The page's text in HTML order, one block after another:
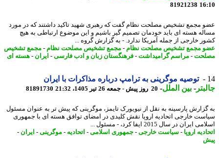
81921238
مجمع تشخیص مصلحت نظام گفت که رهبری شهید تاکید داشتند که در مورد
هسته ای باید خودمان تصمیم گیر باشیم و این موضوع ارتباطی به هیچ
خارجی از جمله آمریکا ندارد. - به گزارش گروه ...
مجمع تشخیص مصلحت نظام-مجمع تشخیص مصلحت نظام-مجمع تشخیص
-مراسم گرامیداشت -فرهنگستان زبان و ادب فارسی -ایران - هسته ای
توصیه موگرینی به ترامپ درباره مذاکرات با ایران
-بین الملل-20 روز پیش - جمعه 26 تیر 1405، 21:32 81891730
پارسینه به نقل از نیویورک تایمز، موگرینی که پیش تر به عنوان مسئول
خارجی اتحادیه اروپا نقش کلیدی در امضای توافق هسته ای با جمهوری
ایران در سال 2015 ایفا کرد، - مسئول ...
اروپا - سیاست خارجی-جمهوری اسلامی-اتحادیه-موگرینی-ایران -